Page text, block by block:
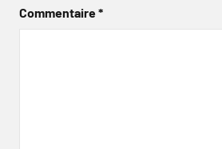
Commentaire*